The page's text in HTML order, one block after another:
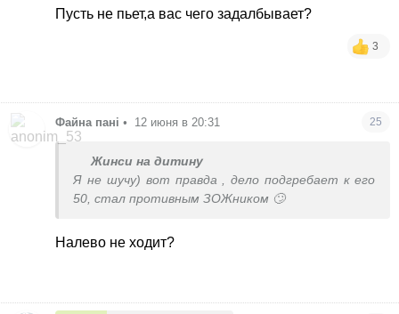
ото скандал был 🤣
Пусть не пьет,а вас чего задалбывает?
3
Файна пані • 12 июня в 20:31 25
Жинси на дитину
Я не шучу) вот правда , дело подгребает к его
50, стал противным ЗОЖником 🙄
Налево не ходит?